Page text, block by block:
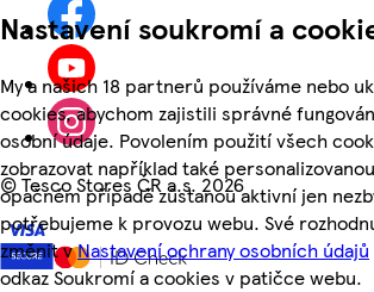
Nastavení soukromí a
My a našich 18 partnerů používáme nebo
cookies, abychom zajistili správné
osobní údaje. Povolením použití všech
zobrazovat například také
opačném případě zůstanou aktivní jen
potřebujeme k provozu webu. Své
změnit vNastavení ochrany osobních údajů
odkaz Soukromí a cookies v patičce webu.
©Tesco Stores ČR a.s. 2026